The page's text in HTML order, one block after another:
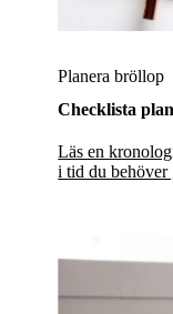
Planera bröllop
Checklista
Läs en
i tid du behöver